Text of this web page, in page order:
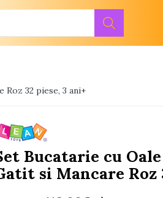
Roz 32 piese, 3 ani+
Bucatarie cu
si Mancare Roz